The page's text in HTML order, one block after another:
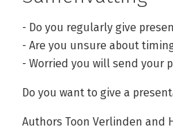
- Do you regularly give
- Are you unsure about
- Worried you will send your
Do you want to give a
Authors Toon Verlinden and